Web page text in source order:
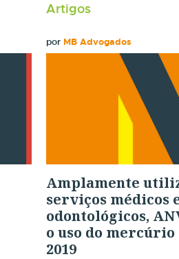
Artigos
por MB Advogados
Amplamente
serviços médicos
odontológicos,
o uso do
2019